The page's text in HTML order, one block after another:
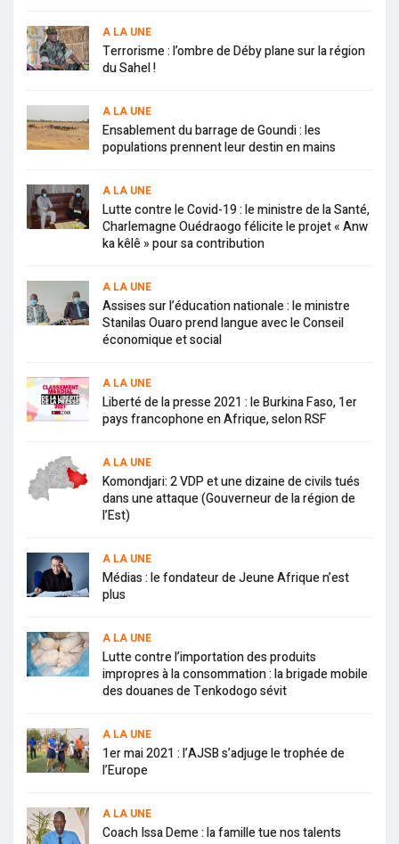
A LA UNE
Terrorisme : l’ombre de Déby plane sur la région
du Sahel !
A LA UNE
Ensablement du barrage de Goundi : les
populations prennent leur destin en mains
A LA UNE
Lutte contre le Covid-19 : le ministre de la Santé,
Charlemagne Ouédraogo félicite le projet « Anw
ka kêlê » pour sa contribution
A LA UNE
Assises sur l’éducation nationale : le ministre
Stanilas Ouaro prend langue avec le Conseil
économique et social
A LA UNE
Liberté de la presse 2021 : le Burkina Faso, 1er
pays francophone en Afrique, selon RSF
A LA UNE
Komondjari: 2 VDP et une dizaine de civils tués
dans une attaque (Gouverneur de la région de
l’Est)
A LA UNE
Médias : le fondateur de Jeune Afrique n’est
plus
A LA UNE
Lutte contre l’importation des produits
impropres à la consommation : la brigade mobile
des douanes de Tenkodogo sévit
A LA UNE
1er mai 2021 : l’AJSB s’adjuge le trophée de
l’Europe
A LA UNE
Coach Issa Deme : la famille tue nos talents